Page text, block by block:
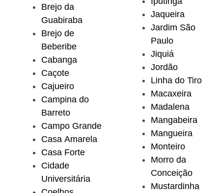
Brejo da
Guabiraba
Brejo de
Beberibe
Cabanga
Caçote
Cajueiro
Campina do
Barreto
Campo Grande
Casa Amarela
Casa Forte
Cidade
Universitária
Jaqueira
Jardim São
Paulo
Jiquiá
Jordão
Linha do Tiro
Macaxeira
Madalena
Mangabeira
Mangueira
Monteiro
Morro da
Conceição
Mustardinha